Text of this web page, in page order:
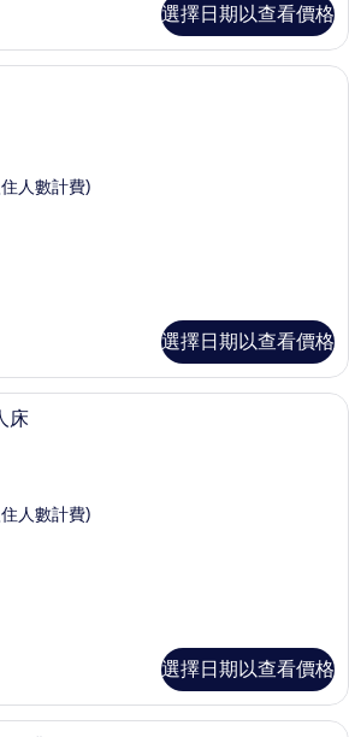
選擇日期以查看價格
人數計費)
選擇日期以查看價格
豪華客房, 2 張加大雙人床 | 高級寢具
床
人數計費)
選擇日期以查看價格
豪華套房, 1 間臥室, 花園景觀 | 客廳 |